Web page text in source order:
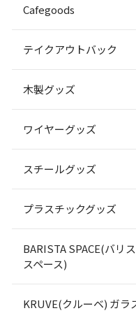
Cafegoods
テイクアウトバック
木製グッズ
ワイヤーグッズ
スチールグッズ
プラスチックグッズ
BARISTA SPACE(バリ
スペース)
KRUVE(クルーベ) ガラ